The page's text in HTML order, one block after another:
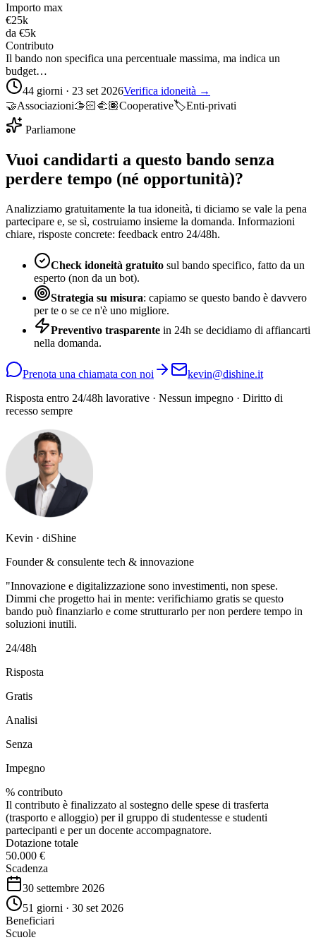
Importo max
€25k
da €5k
Contributo
Il bando non specifica una percentuale massima, ma indica un
budget…
44 giorni · 23 set 2026Verifica idoneità →
🤝Associazioni🫱🏻‍🫲🏽Cooperative🏷️Enti-privati
Parliamone
Vuoi candidarti a questo bando senza
perdere tempo (né opportunità)?
Analizziamo gratuitamente la tua idoneità, ti diciamo se vale la pena
partecipare e, se sì, costruiamo insieme la domanda. Informazioni
chiare, risposte concrete: feedback entro 24/48h.
Check idoneità gratuito sul bando specifico, fatto da un
esperto (non da un bot).
Strategia su misura: capiamo se questo bando è davvero
per te o se ce n'è uno migliore.
Preventivo trasparente in 24h se decidiamo di affiancarti
nella domanda.
Prenota una chiamata con noi
kevin@dishine.it
Risposta entro 24/48h lavorative · Nessun impegno · Diritto di
recesso sempre
Kevin · diShine
Founder & consulente tech & innovazione
"Innovazione e digitalizzazione sono investimenti, non spese.
Dimmi che progetto hai in mente: verifichiamo gratis se questo
bando può finanziarlo e come strutturarlo per non perdere tempo in
soluzioni inutili.
24/48h
Risposta
Gratis
Analisi
Senza
Impegno
% contributo
Il contributo è finalizzato al sostegno delle spese di trasferta
(trasporto e alloggio) per il gruppo di studentesse e studenti
partecipanti e per un docente accompagnatore.
Dotazione totale
50.000 €
Scadenza
30 settembre 2026
51 giorni · 30 set 2026
Beneficiari
Scuole